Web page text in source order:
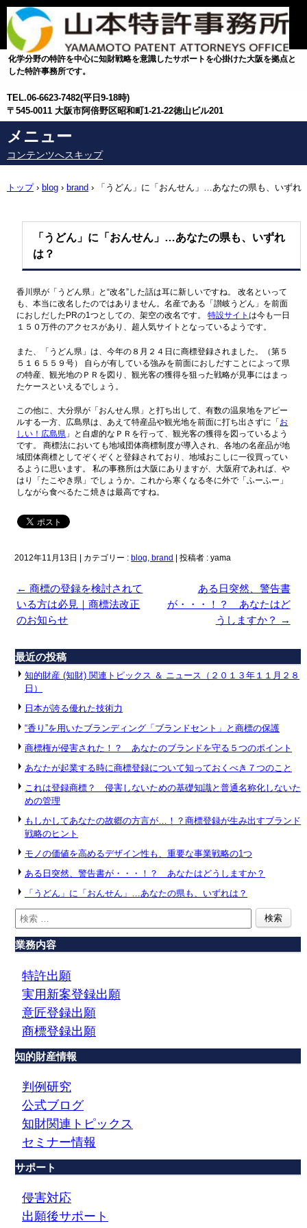
化学分野の特許を中心に知財戦略を意識したサポートを心掛けた大阪を拠点と
した特許事務所です。
TEL.06-6623-7482(平日9-18時)
〒545-0011 大阪市阿倍野区昭和町1-21-22徳山ビル201
メニュー
コンテンツへスキップ
トップ › blog › brand › 「うどん」に「おんせん」…あなたの県も、いずれ
「うどん」に「おんせん」…あなたの県も、いずれ
は？
香川県が「うどん県」と“改名”した話は耳に新しいですね。 改名といって
も、本当に改名したのではありません。名産である「讃岐うどん」を前面
におしだしたPRの1つとしての、架空の改名です。特設サイトは今も一日
１５０万件のアクセスがあり、超人気サイトとなっているようです。
また、「うどん県」は、今年の８月２４日に商標登録されました。（第５
５１６５５９号） 自らが有している強みを前面におしだすことによって県
の特産、観光地のＰＲを図り、観光客の獲得を狙った戦略が見事にはまっ
たケースといえるでしょう。
この他に、大分県が「おんせん県」と打ち出して、有数の温泉地をアピー
ルする一方、広島県は、あえて特産品や観光地を前面に打ち出さずに「 お
しい！広島県 」と自虐的なＰＲを行って、観光客の獲得を図っているよう
です。 商標法においても地域団体商標制度が導入され、各地の名産品が地
域団体商標としてぞくぞくと登録されており、地域おこしに一役買ってい
るように思います。 私の事務所は大阪にありますが、大阪府であれば、や
はり「たこやき県」でしょうか。これから寒くなる冬に外で「ふーふー」
しながら食べるたこ焼きは最高ですね。
2012年11月13日 | カテゴリー :blog, brand |投稿者 : yama
← 商標の登録を検討されて
いる方は必見｜商標法改正
のお知らせ
ある日突然、警告書
が・・・！？ あなたはど
うしますか？
→
最近の投稿
知的財産 (知財) 関連トピックス ＆ ニュース（２０１３年１１月２８
日）
日本が誇る優れた技術力
“香り”を用いたブランディング「ブランドセント」と商標の保護
商標権が侵害された！？ あなたのブランドを守る５つのポイント
あなたが起業する時に商標登録について知っておくべき７つのこと
これは登録商標？ 侵害しないための基礎知識と普通名称化しないた
めの管理
もしかしてあなたの故郷の方言が…！？商標登録が生み出すブランド
戦略のヒント
モノの価値を高めるデザイン性も、重要な事業戦略の1つ
ある日突然、警告書が・・・！？ あなたはどうしますか？
「うどん」に「おんせん」…あなたの県も、いずれは？
業務内容
特許出願
実用新案登録出願
意匠登録出願
商標登録出願
知的財産情報
判例研究
公式ブログ
知財関連トピックス
セミナー情報
サポート
侵害対応
出願後サポート